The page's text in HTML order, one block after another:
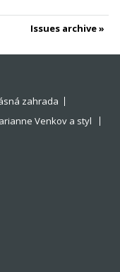
Issues archive
zahrada
Venkov a styl